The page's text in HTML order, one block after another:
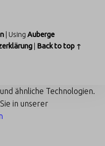
| Using Auberge
| Back to top ↑
ähnliche Technologien.
in unserer